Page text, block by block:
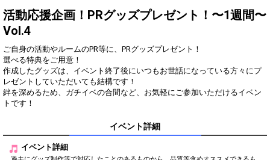
得！
Throw gifts to the stage and join
the live performance.
First, try throwing free Stars
(once a day)! You can also charge
Show Gold to purchase gifts
(available from 1 JPY)! When you
performer(s), the performer's
popularity ranking and your
ranking go up.
To cheer on performers, you can
refrain from posting comments
other users.
活動応援企画！PRグッズプレゼント！〜1週間〜
Vol.4
ご自身の活動やルームのPR等に、PRグッズプレゼント！
選べる特典をご用意！
作成したグッズは、イベント終了後にいつもお世話になっている方々にプ
レゼントしていただいても結構です！
絆を深めるため、ガチイベの合間など、お気軽にご参加いただけるイベン
トです！
イベント詳細
イベント詳細